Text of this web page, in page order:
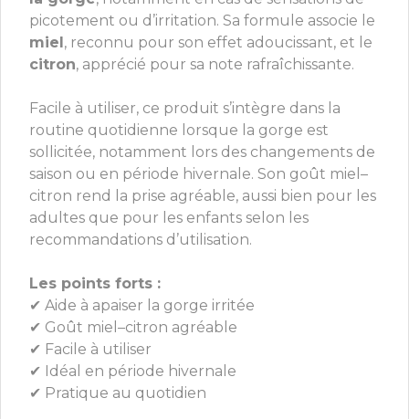
picotement ou d’irritation. Sa formule associe le
miel, reconnu pour son effet adoucissant, et le
citron, apprécié pour sa note rafraîchissante.
Facile à utiliser, ce produit s’intègre dans la
routine quotidienne lorsque la gorge est
sollicitée, notamment lors des changements de
saison ou en période hivernale. Son goût miel–
citron rend la prise agréable, aussi bien pour les
adultes que pour les enfants selon les
recommandations d’utilisation.
Les points forts :
✔ Aide à apaiser la gorge irritée
✔ Goût miel–citron agréable
✔ Facile à utiliser
✔ Idéal en période hivernale
✔ Pratique au quotidien